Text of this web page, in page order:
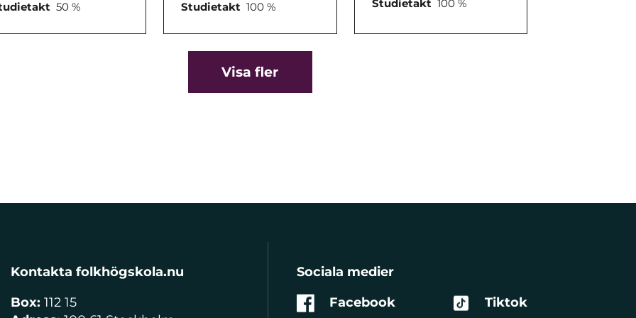
50 % Studietakt 100 % Studietakt 100 %
Visa fler
Kontakta folkhögskola.nu
Box:112 15
Sociala medier
Facebook
Tiktok